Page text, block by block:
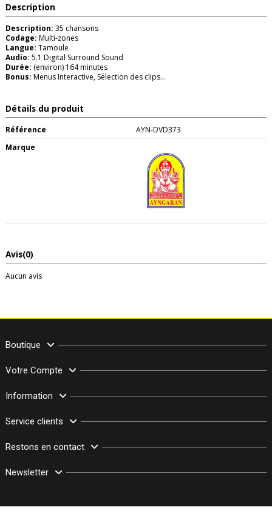
Description
Description: 35 chansons
Codage: Multi-zones
Langue: Tamoule
Audio: 5.1 Digital Surround Sound
Durée: (environ) 164 minutes
Bonus: Menus Interactive, Sélection des clips...
Détails du produit
Référence
AYN-DVD373
Marque
Avis(0)
Aucun avis
Boutique
Votre Compte
Information
Service clients
Restons en contact
Newsletter